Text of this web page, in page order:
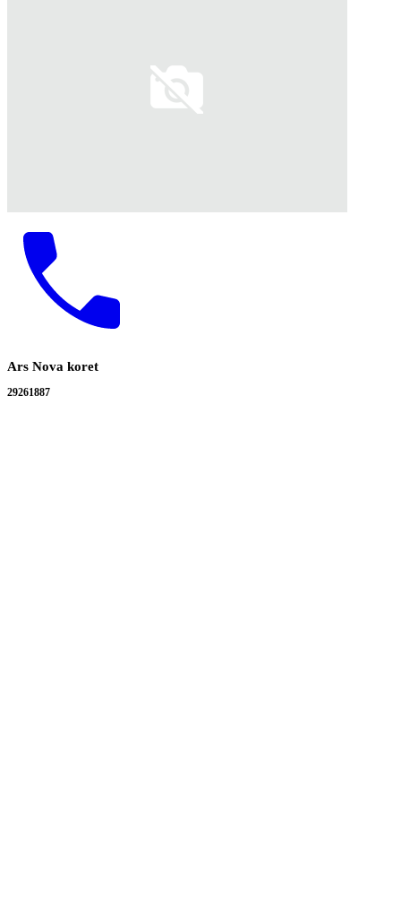
Ars Nova koret
29261887